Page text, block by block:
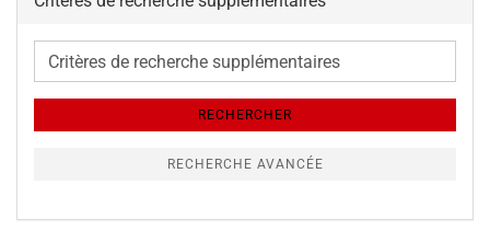
Critères
recherche
RECHERCHER
RECHERCHE AVANCÉE